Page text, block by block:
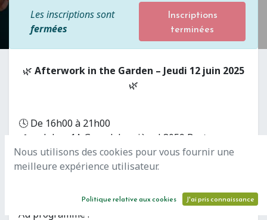
Les inscriptions sont
fermées
Inscriptions
terminées
🌿 Afterwork in the Garden – Jeudi 12 juin 2025
🌿
🕓 De 16h00 à 21h00
📍 co-labor, 1A Grevelsbarrière L8059 Bertrange
Prenez un moment pour souffler et profiter d’un
afterwork pas comme les autres, au cœur de la
Au programme :
Nous utilisons des cookies pour vous fournir une
meilleure expérience utilisateur.
Politique relative aux cookies J'ai pris connaissance